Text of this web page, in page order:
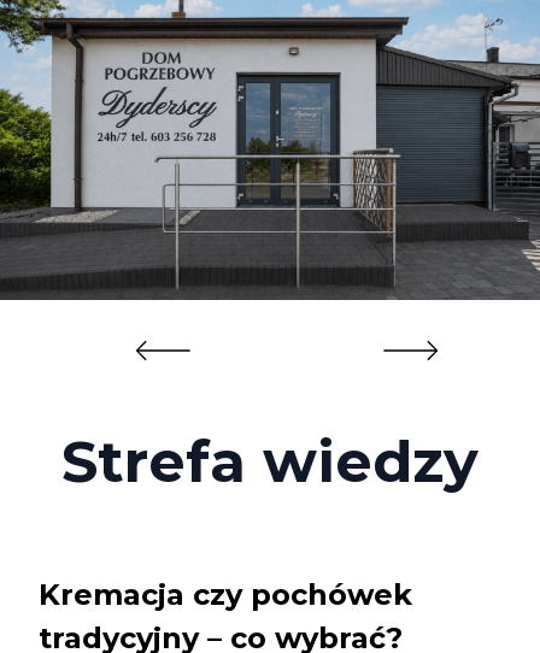
Strefa wiedzy
Kremacja czy pochówek
tradycyjny – co wybrać?